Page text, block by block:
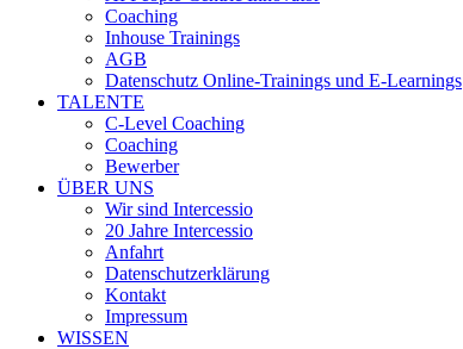
Coaching
Inhouse Trainings
AGB
Datenschutz Online-Trainings und E-Learnings
TALENTE
C-Level Coaching
Coaching
Bewerber
ÜBER UNS
Wir sind Intercessio
20 Jahre Intercessio
Anfahrt
Datenschutzerklärung
Kontakt
Impressum
WISSEN